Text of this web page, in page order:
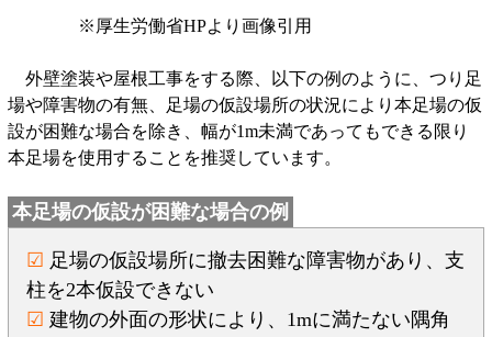
※厚生労働省HPより画像引用
外壁塗装や屋根工事をする際、以下の例のように、つり足
場や障害物の有無、足場の仮設場所の状況により本足場の仮
設が困難な場合を除き、幅が1m未満であってもできる限り
本足場を使用することを推奨しています。
本足場の仮設が困難な場合の例
☑ 足場の仮設場所に撤去困難な障害物があり、支
柱を2本仮設できない
☑ 建物の外面の形状により、1mに満たない隅角